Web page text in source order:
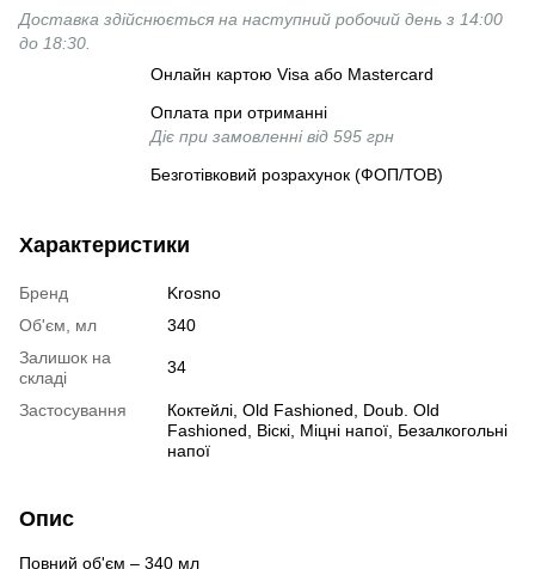
Доставка здійснюється на наступний робочий день з 14:00
до 18:30.
Онлайн картою Visa або Mastercard
Оплата при отриманні
Діє при замовленні від 595 грн
Безготівковий розрахунок (ФОП/ТОВ)
Характеристики
Бренд
Krosno
Об'єм, мл
340
Залишок на
складі
34
Застосування
Коктейлі, Old Fashioned, Doub. Old
Fashioned, Віскі, Міцні напої, Безалкогольні
напої
Опис
Повний об'єм – 340 мл